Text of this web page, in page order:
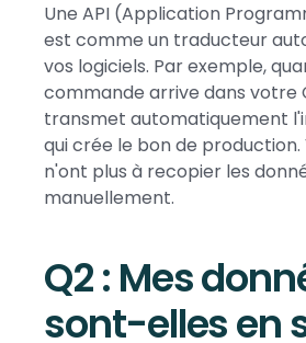
Une API (Application
est comme un traducteur
vos logiciels. Par exemple,
commande arrive dans votre
transmet automatiquement
qui crée le bon de production.
n'ont plus à recopier les
manuellement.
Q2 : Mes
sont-elles en